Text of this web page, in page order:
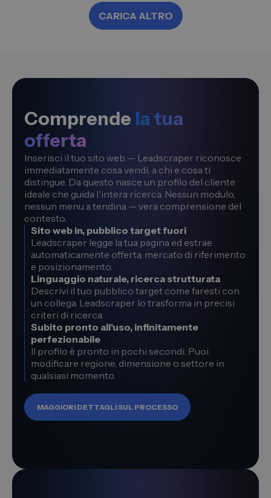
CARICA ALTRO
Comprende la tua
offerta
Inserisci il tuo sito web — Leadscraper riconosce
immediatamente cosa vendi, a chi e cosa ti
distingue. Da questo nasce un profilo del cliente
ideale che guida l'intera ricerca. Nessun modulo,
nessun menu a tendina — vera comprensione del
contesto.
Sito web in, pubblico target fuori
Leadscraper legge la tua pagina ed estrae
automaticamente offerta, mercato di riferimento
e posizionamento.
Linguaggio naturale, ricerca strutturata
Descrivi il tuo pubblico target come faresti con
un collega. Leadscraper lo trasforma in precisi
criteri di ricerca.
Subito pronto all'uso, infinitamente
perfezionabile
Il profilo è pronto in pochi secondi. Puoi
modificare regione, dimensione o settore in
qualsiasi momento.
MAGGIORI DETTAGLI SUL PROCESSO